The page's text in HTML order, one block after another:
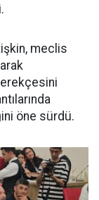
meclis
öne sürdü.